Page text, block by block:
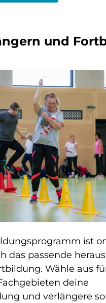
und
ist
das passende
Wähle aus
deine
und verlängere